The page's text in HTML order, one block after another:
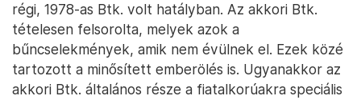
régi, 1978-as Btk. volt hatályban. Az akkori Btk.
tételesen felsorolta, melyek azok a
bűncselekmények, amik nem évülnek el. Ezek közé
tartozott a minősített emberölés is. Ugyanakkor az
akkori Btk. általános része a fiatalkorúakra speciális